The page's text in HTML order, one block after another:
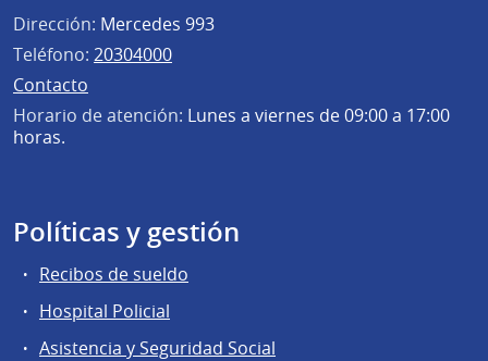
Dirección: Mercedes 993
Teléfono: 20304000
Contacto
Horario de atención: Lunes a viernes de 09:00 a 17:00
horas.
Políticas y gestión
Recibos de sueldo
Hospital Policial
Asistencia y Seguridad Social